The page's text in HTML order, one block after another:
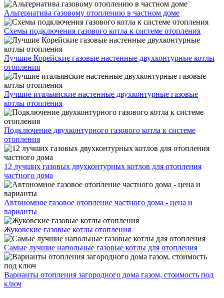
Альтернатива газовому отоплению в частном доме
Схемы подключения газового котла к системе отопления
Лучшие Корейские газовые настенные двухконтурные котлы
отопления
Лучшие итальянские настенные двухконтурные газовые
котлы отопления
Подключение двухконтурного газового котла к системе
отопления
12 лучших газовых двухконтурных котлов для отопления
частного дома
Автономное газовое отопление частного дома - цена и
варианты
Жуковские газовые котлы отопления
Самые лучшие напольные газовые котлы для отопления
Варианты отопления загородного дома газом, стоимость под
ключ